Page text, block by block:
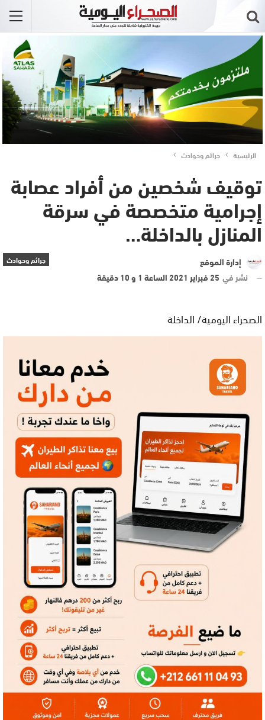
الرئيسية جرائم وحوادث
توقيف شخصين من أفراد عصابة
إجرامية متخصصة في سرقة
المنازل بالداخلة…
جرائم وحوادث
إدارة الموقع
نشر في 25 فبراير 2021 الساعة 1 و 10 دقيقة
الصحراء اليومية/ الداخلة